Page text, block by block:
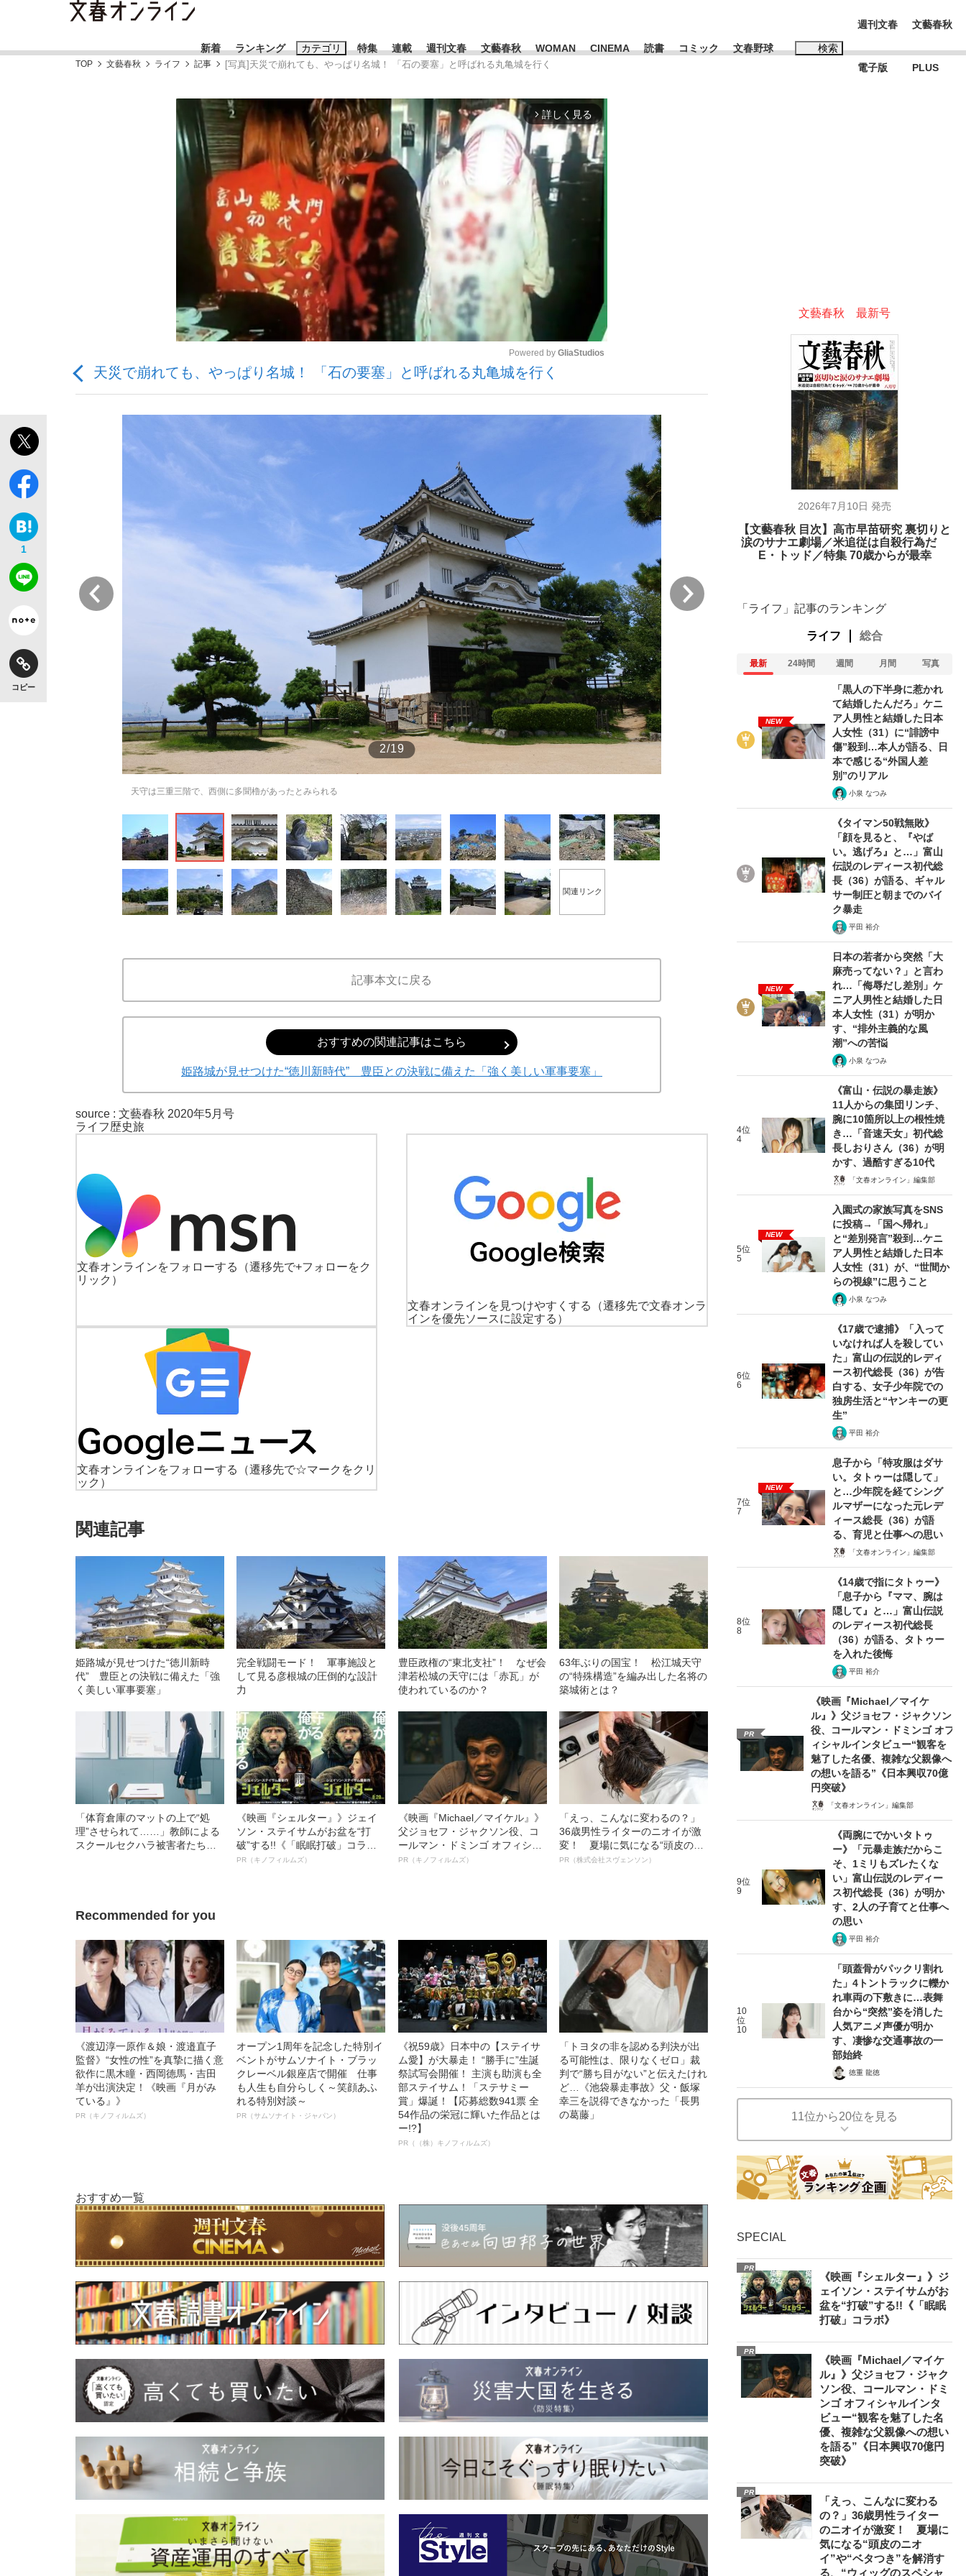
新着 ランキング カテゴリ
《BTS厳戒トーキョー滞在記》RM→渋谷で飲み会、JIN→伊豆の... 「90%は失敗する。でも…」本田圭佑が初めて明かした日本代表監督に...
「敗因分析は一切聞かれなかった」侍ジャパン選手が証言した“NPB聞...
「クマが悪者扱いされているのが悲しい」『北の国から』倉本聰氏（91...
もっと見る
特集
私のあのとき、私のいま
キングの誕生を、目撃せよ。
もっと見る
連載 週刊文春 文藝春秋 WOMAN CINEMA 読書 コミック 文春野球 検索
おすすめのキーワードタグ一覧
#藤田晋 #三山凌輝 #高市早苗 #後藤真希 #森岡毅 #城彰二 #内田有紀
#玉木雄一郎
#亀和田武
週刊文春
電子版
文藝春秋
PLUS
TOP 文藝春秋 ライフ 記事 [写真]天災で崩れても、やっぱり名城！ 「石の要塞」と呼ばれる丸亀城を行く
arrow_forward_ios 詳しく見る
Mute
Powered by GliaStudios
天災で崩れても、やっぱり名城！ 「石の要塞」と呼ばれる丸亀城を行く
1
コピー
2/19
天守は三重三階で、西側に多聞櫓があったとみられる
3/19
関連リンク
記事本文に戻る
おすすめの関連記事はこちら
姫路城が見せつけた“徳川新時代” 豊臣との決戦に備えた「強く美しい軍事要塞」
source : 文藝春秋 2020年5月号
ライフ歴史旅
文春オンラインをフォローする
（遷移先で+フォローをク
リック）
文春オンラインを見つけやすくする
（遷移先で文春オンラ
インを優先ソースに設定する）
文春オンラインをフォローする
（遷移先で☆マークをクリ
ック）
関連記事
姫路城が見せつけた“徳川新時
代” 豊臣との決戦に備えた「強
く美しい軍事要塞」
完全戦闘モード！ 軍事施設と
して見る彦根城の圧倒的な設計
力
豊臣政権の“東北支社”！ なぜ会
津若松城の天守には「赤瓦」が
使われているのか？
63年ぶりの国宝！ 松江城天守
の“特殊構造”を編み出した名将の
築城術とは？
「体育倉庫のマットの上で“処
理”させられて……」教師による
スクールセクハラ被害者たちが
《映画『シェルター』》ジェイ
ソン・ステイサムがお盆を“打
破”する!!《「眠眠打破」コラ
ボ》
PR（キノフィルムズ）
《映画『Michael／マイケル』》
父ジョセフ・ジャクソン役、コ
ールマン・ドミンゴ オフィシャ
ルインタビュー“観客を魅了した
PR（キノフィルムズ）
「えっ、こんなに変わるの？」
36歳男性ライターのニオイが激
変！ 夏場に気になる“頭皮のニ
オイ”や“ベタつき”を解消す
PR（株式会社スヴェンソン）
Recommended for you
《渡辺淳一原作＆娘・渡邉直子
監督》“女性の性”を真摯に描く意
欲作に黒木瞳・西岡德馬・吉田
羊が出演決定！《映画『月がみ
ている』》
PR（キノフィルムズ）
オープン1周年を記念した特別イ
ベントがサムソナイト・ブラッ
クレーベル銀座店で開催 仕事
も人生も自分らしく～笑顔あふ
れる特別対談～
PR（サムソナイト・ジャパン）
《祝59歳》日本中の【ステイサ
ム愛】が大暴走！ “勝手に”生誕
祭試写会開催！ 主演も助演も全
部ステイサム！「ステサミー
賞」爆誕！【応募総数941票 全
54作品の栄冠に輝いた作品とは
ー!?】
PR（（株）キノフィルムズ）
「トヨタの非を認める判決が出
る可能性は、限りなくゼロ」裁
判で“勝ち目がない”と伝えたけれ
ど…《池袋暴走事故》父・飯塚
幸三を説得できなかった「長男
の葛藤」
おすすめ一覧
文藝春秋 最新号
2026年7月10日 発売
【文藝春秋 目次】高市早苗研究 裏切りと
涙のサナエ劇場／米追従は自殺行為だ
E・トッド／特集 70歳からが最幸
「ライフ」記事のランキング
ライフ 総合
最新 24時間 週間 月間 写真
NEW
「黒人の下半身に惹かれ
て結婚したんだろ」ケニ
ア人男性と結婚した日本
人女性（31）に“誹謗中
傷”殺到…本人が語る、日
本で感じる“外国人差
別”のリアル
小泉 なつみ
《タイマン50戦無敗》
「顔を見ると、『やば
い。逃げろ』と…」富山
伝説のレディース初代総
長（36）が語る、ギャル
サー制圧と朝までのバイ
ク暴走
平田 裕介
NEW
日本の若者から突然「大
麻売ってない？」と言わ
れ…「侮辱だし差別」ケ
ニア人男性と結婚した日
本人女性（31）が明か
す、“排外主義的な風
潮”への苦悩
小泉 なつみ
4位
4
《富山・伝説の暴走族》
11人からの集団リンチ、
腕に10箇所以上の根性焼
き…「音速天女」初代総
長しおりさん（36）が明
かす、過酷すぎる10代
「文春オンライン」編集部
5位
5
NEW
入園式の家族写真をSNS
に投稿→「国へ帰れ」
と“差別発言”殺到…ケニ
ア人男性と結婚した日本
人女性（31）が、“世間か
らの視線”に思うこと
小泉 なつみ
6位
6
《17歳で逮捕》「入って
いなければ人を殺してい
た」富山の伝説的レディ
ース初代総長（36）が告
白する、女子少年院での
独房生活と“ヤンキーの更
生”
平田 裕介
7位
7
NEW
息子から「特攻服はダサ
い。タトゥーは隠して」
と…少年院を経てシング
ルマザーになった元レデ
ィース総長（36）が語
る、育児と仕事への思い
「文春オンライン」編集部
8位
8
《14歳で指にタトゥー》
「息子から『ママ、腕は
隠して』と…」富山伝説
のレディース初代総長
（36）が語る、タトゥー
を入れた後悔
平田 裕介
PR
《映画『Michael／マイケ
ル』》父ジョセフ・ジャクソン
役、コールマン・ドミンゴ オフ
ィシャルインタビュー“観客を
魅了した名優、複雑な父親像へ
の想いを語る”《日本興収70億
円突破》
「文春オンライン」編集部
9位
9
《両腕にでかいタトゥ
ー》「元暴走族だからこ
そ、1ミリもズレたくな
い」富山伝説のレディー
ス初代総長（36）が明か
す、2人の子育てと仕事へ
の思い
平田 裕介
10
位
10
「頭蓋骨がパックリ割れ
た」4トントラックに轢か
れ車両の下敷きに…表舞
台から“突然”姿を消した
人気アニメ声優が明か
す、凄惨な交通事故の一
部始終
徳重 龍徳
11位から20位を見る
SPECIAL
PR
《映画『シェルター』》ジ
ェイソン・ステイサムがお
盆を“打破”する!!《「眠眠
打破」コラボ》
PR
《映画『Michael／マイケ
ル』》父ジョセフ・ジャク
ソン役、コールマン・ドミ
ンゴ オフィシャルインタ
ビュー“観客を魅了した名
優、複雑な父親像への想い
を語る”《日本興収70億円
突破》
PR
「えっ、こんなに変わる
の？」36歳男性ライター
のニオイが激変！ 夏場に
気になる“頭皮のニオ
イ”や“ベタつき”を解消す
る、“ウィッグのスペシャ